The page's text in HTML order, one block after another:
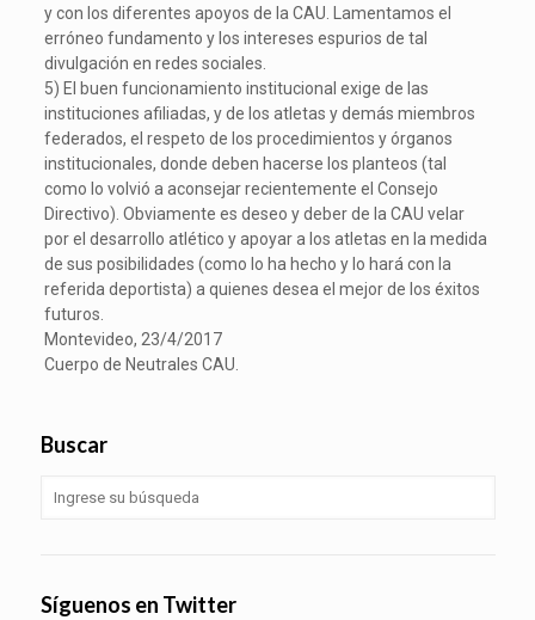
y con los diferentes apoyos de la CAU. Lamentamos el
erróneo fundamento y los intereses espurios de tal
divulgación en redes sociales.
5) El buen funcionamiento institucional exige de las
instituciones afiliadas, y de los atletas y demás miembros
federados, el respeto de los procedimientos y órganos
institucionales, donde deben hacerse los planteos (tal
como lo volvió a aconsejar recientemente el Consejo
Directivo). Obviamente es deseo y deber de la CAU velar
por el desarrollo atlético y apoyar a los atletas en la medida
de sus posibilidades (como lo ha hecho y lo hará con la
referida deportista) a quienes desea el mejor de los éxitos
futuros.
Montevideo, 23/4/2017
Cuerpo de Neutrales CAU.
Buscar
Síguenos en Twitter